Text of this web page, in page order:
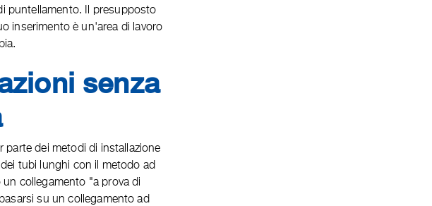
puntellamento. Il presupposto
inserimento è un'area di lavoro
senza
parte dei metodi di installazione
tubi lunghi con il metodo ad
collegamento "a prova di
su un collegamento ad